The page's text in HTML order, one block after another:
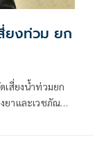
ยงท่วม ยก
สี่ยงน้ำท่วมยก
ยาและเวชภัณฑ์